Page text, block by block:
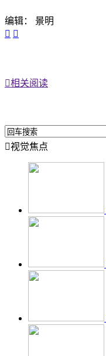
编辑： 景明
 
相关阅读
视觉焦点